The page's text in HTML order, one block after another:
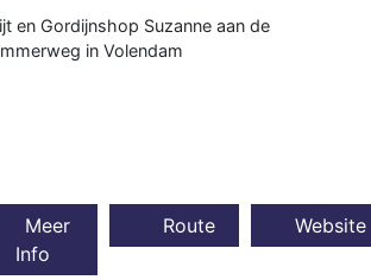
en Gordijnshop Suzanne aan de
in Volendam
Meer
Info
Route Website